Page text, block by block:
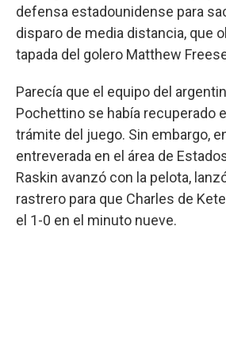
defensa estadounidense para
disparo de media distancia, que
tapada del golero Matthew
Parecía que el equipo del
Pochettino se había recuperado e
trámite del juego. Sin embargo,
entreverada en el área de
Raskin avanzó con la pelota,
rastrero para que Charles de
el 1-0 en el minuto nueve.